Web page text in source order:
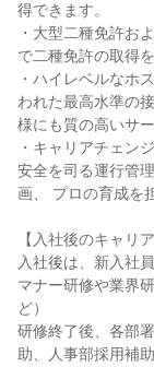
得できます。
・大型二種免許お
で二種免許の取得
・ハイレベルなホ
われた最高水準の
様にも質の高いサ
・キャリアチェン
安全を司る運行管
画、 プロの育成を
【入社後のキャリア
入社後は、新入社
マナー研修や業界
ど）
研修終了後、各部
助、人事部採用補